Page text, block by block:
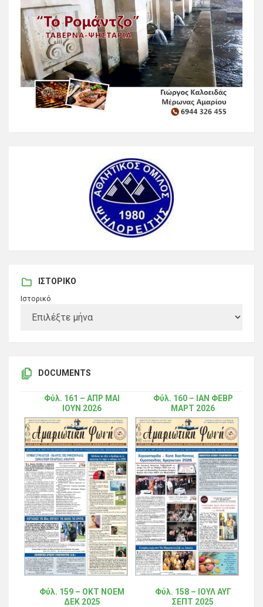
ΙΣΤΟΡΙΚΌ
Ιστορικό
DOCUMENTS
Φύλ. 161 – ΑΠΡ ΜΑΙ
ΙΟΥΝ 2026
Φύλ. 160 – ΙΑΝ ΦΕΒΡ
ΜΑΡΤ 2026
Φύλ. 159 – ΟΚΤ ΝΟΕΜ
ΔΕΚ 2025
Φύλ. 158 – ΙΟΥΛ ΑΥΓ
ΣΕΠΤ 2025